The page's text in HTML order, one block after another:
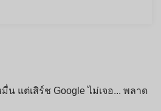
น แต่เสิร์ช Google ไม่เจอ... พลาด